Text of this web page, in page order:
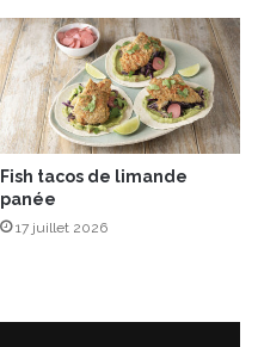
Fish tacos de limande
panée
17 juillet 2026